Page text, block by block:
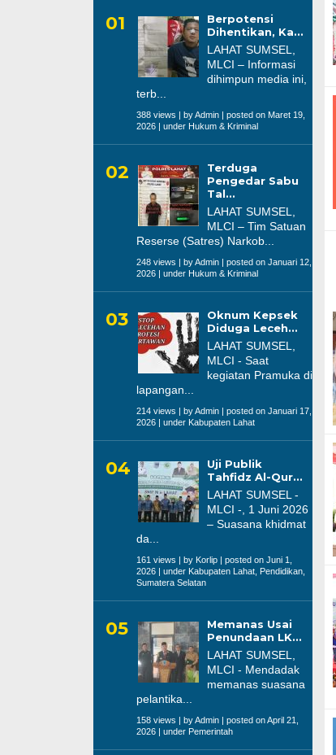
Berpotensi
Dihentikan, Ka...
LAHAT SUMSEL,
MLCI – Informasi
dihimpun media ini,
terb...
388 views | byAdmin| posted on Maret 19,
2026| under Hukum & Kriminal
Terduga
Pengedar Sabu
Tal...
LAHAT SUMSEL,
MLCI – Tim Satuan
Reserse (Satres) Narkob...
248 views | byAdmin| posted on Januari 12,
2026| under Hukum & Kriminal
Oknum Kepsek
Diduga Leceh...
LAHAT SUMSEL,
MLCI - Saat
kegiatan Pramuka di
lapangan...
214 views | byAdmin| posted on Januari 17,
2026| under Kabupaten Lahat
Uji Publik
Tahfidz Al-Qur...
LAHAT SUMSEL -
MLCI -, 1 Juni 2026
– Suasana khidmat
da...
161 views | by Korlip| posted on Juni 1,
2026| under Kabupaten Lahat, Pendidikan,
Sumatera Selatan
Memanas Usai
Penundaan LK...
LAHAT SUMSEL,
MLCI - Mendadak
memanas suasana
pelantika...
158 views | byAdmin| posted on April 21,
2026| under Pemerintah